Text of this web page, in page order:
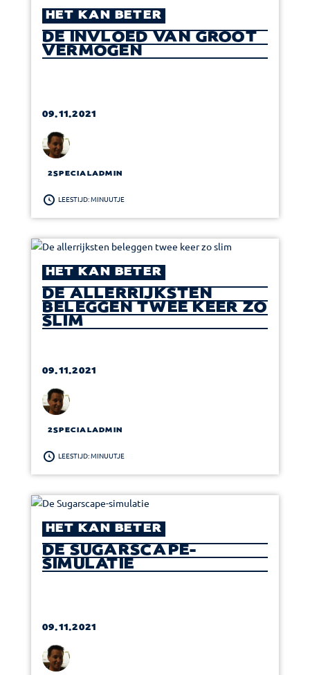
HET KAN BETER
DE INVLOED VAN GROOT
VERMOGEN
09.11.2021
2SPECIALADMIN
LEESTIJD: MINUUTJE
HET KAN BETER
DE ALLERRIJKSTEN
BELEGGEN TWEE KEER ZO
SLIM
09.11.2021
2SPECIALADMIN
LEESTIJD: MINUUTJE
HET KAN BETER
DE SUGARSCAPE-
SIMULATIE
09.11.2021